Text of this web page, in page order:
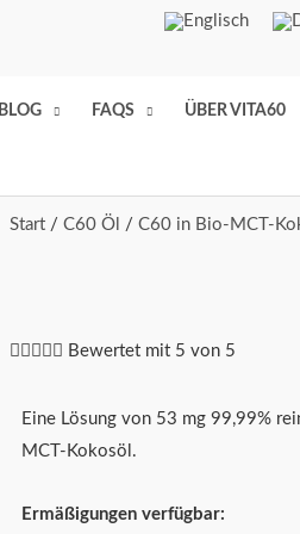
BLOG FAQS ÜBER VITA60
Start / C60 Öl / C60 in Bio-MCT-
     Bewertet mit 5 von 5
Eine Lösung von 53 mg 99,99%
MCT-Kokosöl.
Ermäßigungen verfügbar: